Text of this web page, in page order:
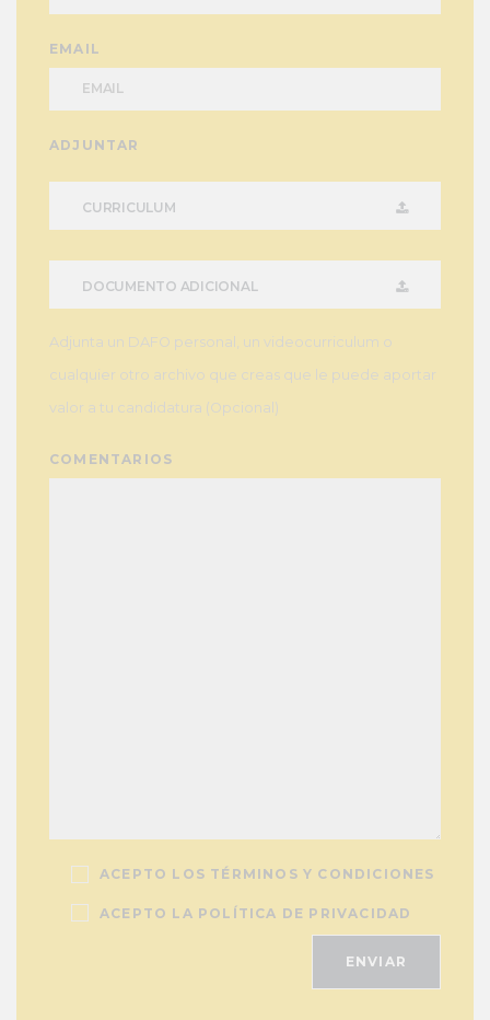
EMAIL
ADJUNTAR
CURRICULUM
DOCUMENTO ADICIONAL
Adjunta un DAFO personal, un videocurriculum o
cualquier otro archivo que creas que le puede aportar
valor a tu candidatura (Opcional)
COMENTARIOS
ACEPTO LOS TÉRMINOS Y CONDICIONES
ACEPTO LA POLÍTICA DE PRIVACIDAD